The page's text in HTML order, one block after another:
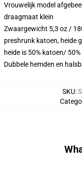
Vrouwelijk model
draagmaat klein
Zwaargewicht 5,3 oz /
preshrunk katoen, heide
heide is 50% katoen/
Dubbele hemden en
SKU: